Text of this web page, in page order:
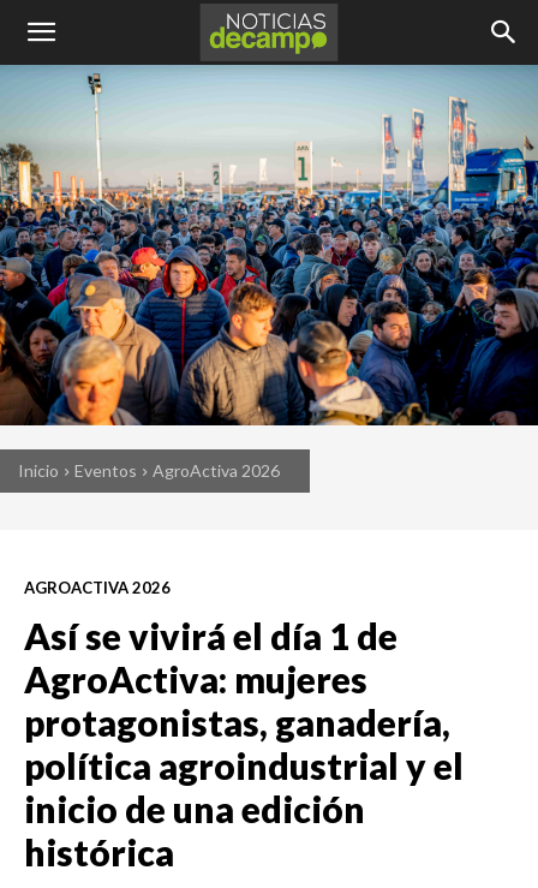
Inicio Eventos AgroActiva 2026
AGROACTIVA 2026
Así se vivirá el día 1 de
AgroActiva: mujeres
protagonistas, ganadería,
política agroindustrial y el
inicio de una edición
histórica